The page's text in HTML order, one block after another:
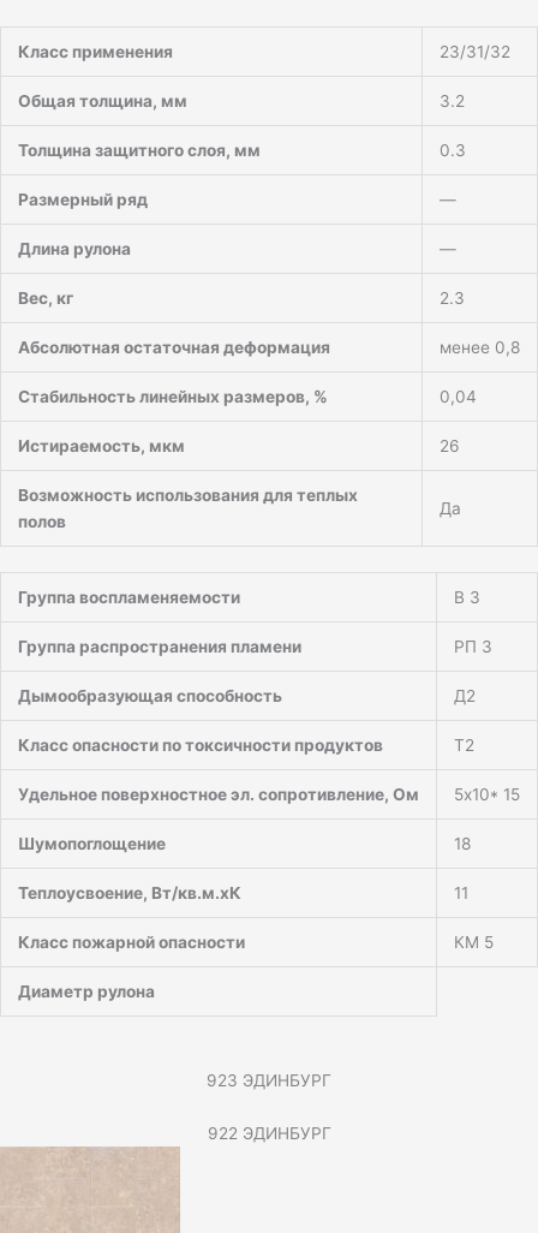
Класс применения 23/31/32
Общая толщина, мм 3.2
Толщина защитного слоя, мм 0.3
Размерный ряд —
Длина рулона —
Вес, кг 2.3
Абсолютная остаточная деформация менее 0,8
Стабильность линейных размеров, % 0,04
Истираемость, мкм 26
Возможность использования для теплых
полов
Да
Группа воспламеняемости В 3
Группа распространения пламени РП 3
Дымообразующая способность Д2
Класс опасности по токсичности продуктов Т2
Удельное поверхностное эл. сопротивление, Ом 5х10* 15
Шумопоглощение 18
Теплоусвоение, Вт/кв.м.хК 11
Класс пожарной опасности КМ 5
Диаметр рулона
923 ЭДИНБУРГ
922 ЭДИНБУРГ